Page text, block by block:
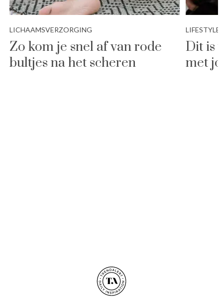
LICHAAMSVERZORGING
Zo kom je snel af van rode
bultjes na het scheren
LIFESTYLE
Dit is
met